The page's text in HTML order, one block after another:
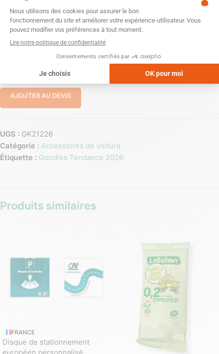
PERSONNALISATION
Impression numérique (quadri) Sans personnalisation
Sérigraphie (1 couleur) Tampographie (1 couleur)
AJOUTER AU DEVIS
UGS : GK21226
Catégorie : Accessoires de voiture
Étiquette : Goodies Tendance 2026
Produits similaires
FRANCE
Disque de stationnement